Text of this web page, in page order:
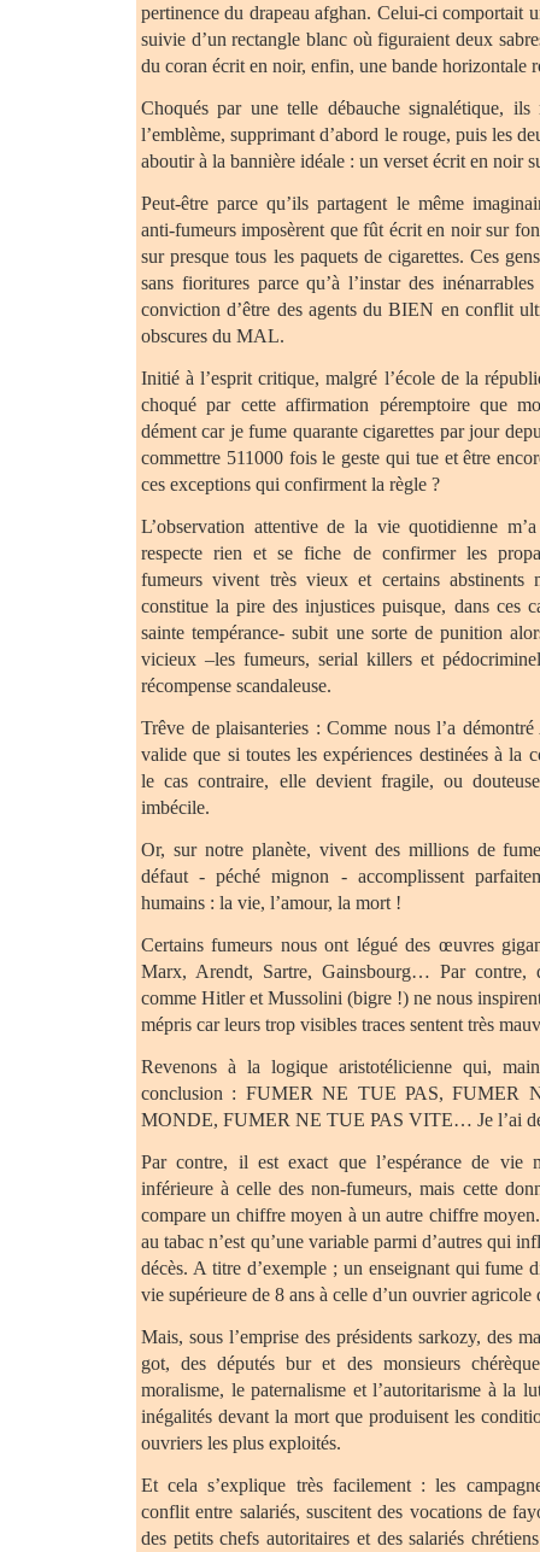
pertinence du drapeau afghan. Celui-ci comportait
suivie d’un rectangle blanc où figuraient deux
du coran écrit en noir, enfin, une bande horizontale
Choqués par une telle débauche signalétique, ils
l’emblème, supprimant d’abord le rouge, puis les
aboutir à la bannière idéale : un verset écrit en noir
Peut-être parce qu’ils partagent le même
anti-fumeurs imposèrent que fût écrit en noir sur
sur presque tous les paquets de cigarettes. Ces
sans fioritures parce qu’à l’instar des
conviction d’être des agents du BIEN en conflit
obscures du MAL.
Initié à l’esprit critique, malgré l’école de la
choqué par cette affirmation péremptoire que
dément car je fume quarante cigarettes par jour
commettre 511000 fois le geste qui tue et être
ces exceptions qui confirment la règle ?
L’observation attentive de la vie quotidienne
respecte rien et se fiche de confirmer les
fumeurs vivent très vieux et certains abstinents
constitue la pire des injustices puisque, dans ces
sainte tempérance- subit une sorte de punition
vicieux –les fumeurs, serial killers et
récompense scandaleuse.
Trêve de plaisanteries : Comme nous l’a
valide que si toutes les expériences destinées à la
le cas contraire, elle devient fragile, ou
imbécile.
Or, sur notre planète, vivent des millions de
défaut - péché mignon - accomplissent
humains : la vie, l’amour, la mort !
Certains fumeurs nous ont légué des œuvres
Marx, Arendt, Sartre, Gainsbourg… Par contre,
comme Hitler et Mussolini (bigre !) ne nous
mépris car leurs trop visibles traces sentent très
Revenons à la logique aristotélicienne qui,
conclusion : FUMER NE TUE PAS, FUMER
MONDE, FUMER NE TUE PAS VITE… Je l’ai
Par contre, il est exact que l’espérance de vie
inférieure à celle des non-fumeurs, mais cette
compare un chiffre moyen à un autre chiffre
au tabac n’est qu’une variable parmi d’autres qui
décès. A titre d’exemple ; un enseignant qui fume
vie supérieure de 8 ans à celle d’un ouvrier agricole
Mais, sous l’emprise des présidents sarkozy, des
got, des députés bur et des monsieurs
moralisme, le paternalisme et l’autoritarisme à la
inégalités devant la mort que produisent les
ouvriers les plus exploités.
Et cela s’explique très facilement : les
conflit entre salariés, suscitent des vocations de
des petits chefs autoritaires et des salariés